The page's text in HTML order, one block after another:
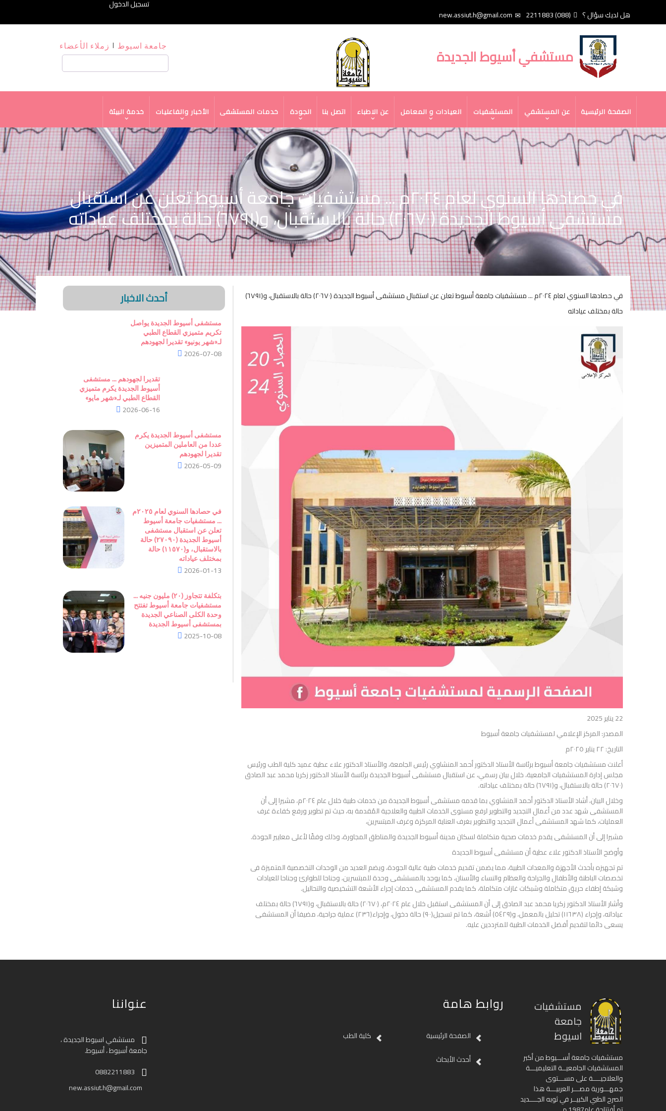
المحتوى
هل لديك سؤال ؟ (088) 2211883
new.assiut.h@gmail.com
تسجيل الدخول
مستشفي أسيوط الجديدة جامعة اسيوط زملاء الأعضاء
بحث
NAVIGATION
الصفحة الرئيسية عن المستشفي المستشفيات العيادات و المعامل عن الاطباء اتصل بنا الجودة خدمات المستشفى الأخبار والفاعليات خدمة البيئة
في حصادها السنوي لعام ٢٠٢٤م ... مستشفيات جامعة أسيوط تعلن عن استقبال
مستشفى أسيوط الجديدة (٢٠٦٧٠) حالة بالاستقبال، و(٦٧٩١) حالة بمختلف عياداته
في حصادها السنوي لعام ٢٠٢٤م ... مستشفيات جامعة أسيوط تعلن عن استقبال مستشفى أسيوط الجديدة (٢٠٦٧٠) حالة بالاستقبال، و(٦٧٩١)
حالة بمختلف عياداته
22 يناير 2025
المصدر: المركز الإعلامي لمستشفيات جامعة أسيوط
التاريخ: ٢٢ يناير ٢٠٢٥م
أعلنت مستشفيات جامعة أسيوط برئاسة الأستاذ الدكتور أحمد المنشاوي رئيس الجامعة، والأستاذ الدكتور علاء عطية عميد كلية الطب ورئيس
مجلس إدارة المستشفيات الجامعية، خلال بيان رسمي، عن استقبال مستشفى أسيوط الجديدة برئاسة الأستاذ الدكتور زكريا محمد عبد الصادق
(٢٠٦٧٠) حالة بالاستقبال، و(٦٧٩١) حالة بمختلف عياداته.
وخلال البيان، أشاد الأستاذ الدكتور أحمد المنشاوي بما قدمه مستشفى أسيوط الجديدة من خدمات طبية خلال عام ٢٠٢٤م، مشيرا إلى أن
المستشفى شهد عدد من أعمال التجديد والتطوير لرفع مستوى الخدمات الطبية والعلاجية المُقدمة به، حيث تم تطوير ورفع كفاءة غرف
العمليات، كما شهد المستشفى أعمال التجديد والتطوير بغرف العناية المركزة وغرف المبتسرين،
مشيرا إلى أن المستشفى يقدم خدمات صحية متكاملة لسكان مدينة أسيوط الجديدة والمناطق المجاورة، وذلك وفقًا لأعلى معايير الجودة.
وأوضح الأستاذ الدكتور علاء عطية أن مستشفى أسيوط الجديدة
تم تجهيزه بأحدث الأجهزة والمعدات الطبية، مما يضمن تقديم خدمات طبية عالية الجودة، ويضم العديد من الوحدات التخصصية المتميزة فى
تخصصات الباطنة والأطفال والجراحة والعظام والنساء والأسنان، كما يوجد بالمستشفى وحدة للمبتسرين، وجناحا للطوارئ وجناحا للعيادات
وشبكة إطفاء حريق متكاملة وشبكات غازات متكاملة، كما يقدم المستشفى خدمات إجراء الأشعة التشخيصية والتحاليل.
وأشار الأستاذ الدكتور زكريا محمد عبد الصادق إلى أن المستشفى استقبل خلال عام ٢٠٢٤م، (٢٠٦٧٠) حالة بالاستقبال، و(٦٧٩١) حالة بمختلف
عياداته، وإجراء (١١٦٣٨) تحليل بالمعمل، و(٥٤٢٩) أشعة، كما تم تسجيل(٩٠٠) حالة دخول، وإجراء(٢٣٦) عملية جراحية، مضيفا أن المستشفى
يسعى دائما لتقديم أفضل الخدمات الطبية للمترددين عليه.
أحدث الاخبار
مستشفى أسيوط الجديدة يواصل
تكريم متميزي القطاع الطبي
لـ«شهر يونيو» تقديرا لجهودهم
2026-07-08
تقديرا لجهودهم ... مستشفى
أسيوط الجديدة يكرم متميزي
القطاع الطبي لـ«شهر مايو»
2026-06-16
مستشفى أسيوط الجديدة يكرم
عددا من العاملين المتميزين
تقديرا لجهودهم
2026-05-09
في حصادها السنوي لعام ٢٠٢٥م
... مستشفيات جامعة أسيوط
تعلن عن استقبال مستشفى
أسيوط الجديدة (٢٧٠٩٠) حالة
بالاستقبال، و(١١٥٧٠) حالة
بمختلف عياداته
2026-01-13
بتكلفة تتجاوز (٢٠) مليون جنيه ...
مستشفيات جامعة أسيوط تفتتح
وحدة الكلى الصناعي الجديدة
بمستشفى أسيوط الجديدة
2025-10-08
مستشفيات
جامعة
اسيوط
مستشفيات جامعة أســـيوط من أكبر
المستشفيات الجامعيــة التعليميـــة
والعلاجيــــة على مســـتوى
جمهـــورية مصـــر العربيـــة هذا
الصرح الطبي الكبيــر في ثوبه الجــــديد
روابط هامة
الصفحة الرئيسية
كلية الطب
أحدث الأبحاث
عنواننا
مستشفي اسيوط الجديدة ،
جامعة أسيوط ، أسيوط.
0882211883
new.assiut.h@gmail.com